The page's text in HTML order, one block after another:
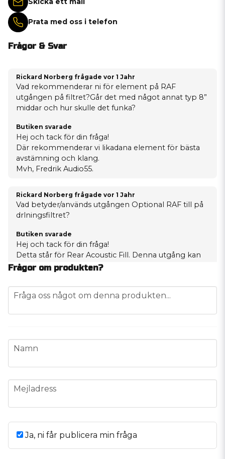
Prata med oss i telefon
Frågor & Svar
Rickard Norberg frågade vor 1 Jahr
Vad rekommenderar ni för element på RAF
utgången på filtret?Går det med något annat typ 8”
middar och hur skulle det funka?
Butiken svarade
Hej och tack för din fråga!
Där rekommenderar vi likadana element för bästa
avstämning och klang.
Mvh, Fredrik Audio55.
Rickard Norberg frågade vor 1 Jahr
Vad betyder/används utgången Optional RAF till på
drlningsfiltret?
Butiken svarade
Hej och tack för din fråga!
Detta står för Rear Acoustic Fill. Denna utgång kan
användas till ytterligare högtalare från samma kanal
huvudenheten/slutsteget. Nivån på denna utsignal
är förinställd vid -10dB dämpning. Detta skapar en
Frågor om produkten?
question
Fråga oss något om denna produkten...
name
Namn
email
Mejladress
Ja, ni får publicera min fråga